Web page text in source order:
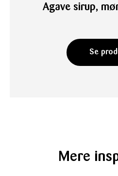
Agave sirup,
Se
Mere